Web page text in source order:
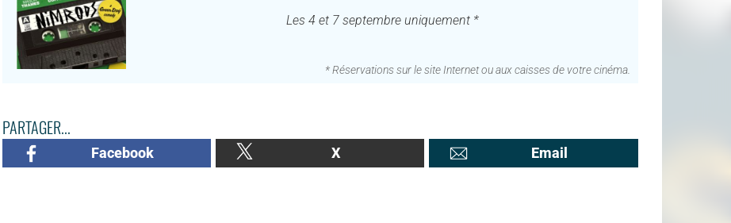
Les 4 et 7 septembre uniquement *
* Réservations sur le site Internet ou aux caisses de votre cinéma.
PARTAGER...
Facebook X Email